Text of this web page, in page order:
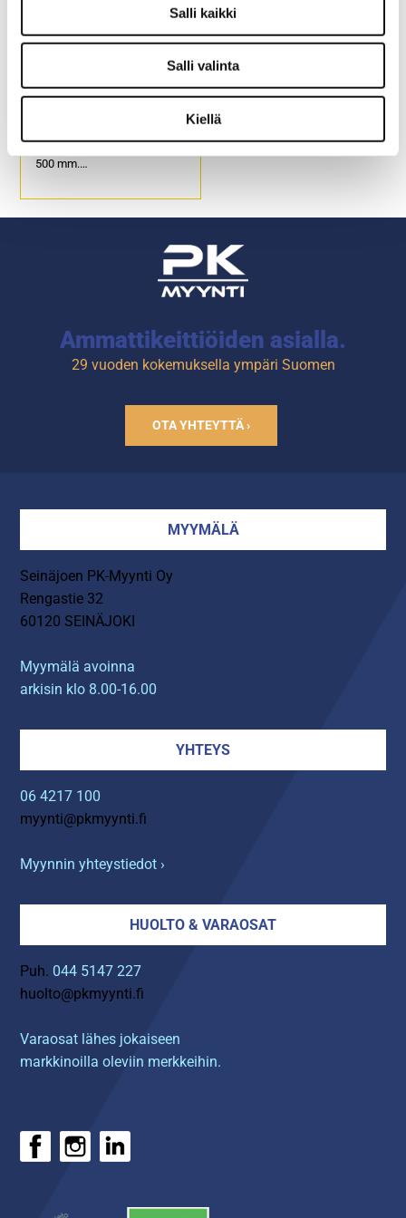
Salli kaikki
Salli valinta
Kiellä
25 lokeroa
500 mm.
(s) 90 x (k) 87 mm.
Ammattikeittiöiden asialla.
29 vuoden kokemuksella ympäri Suomen
OTA YHTEYTTÄ ›
MYYMÄLÄ
Seinäjoen PK-Myynti Oy
Rengastie 32
60120 SEINÄJOKI
Myymälä avoinna
arkisin klo 8.00-16.00
YHTEYS
06 4217 100
myynti@pkmyynti.fi
Myynnin yhteystiedot ›
HUOLTO & VARAOSAT
Puh. 044 5147 227
huolto@pkmyynti.fi
Varaosat lähes jokaiseen
markkinoilla oleviin merkkeihin.